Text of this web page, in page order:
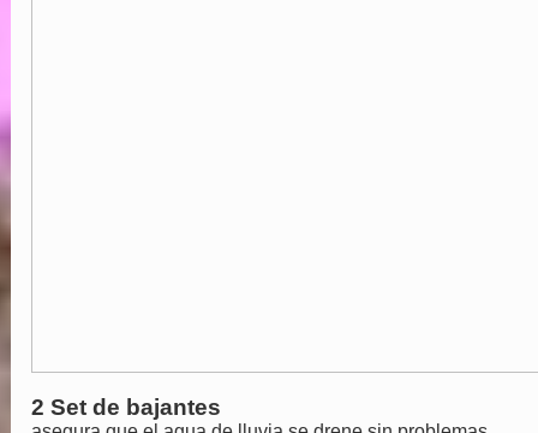
2 Set de bajantes